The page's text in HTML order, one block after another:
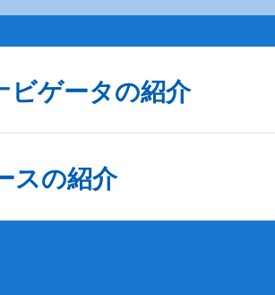
ビゲータの紹介
スの紹介